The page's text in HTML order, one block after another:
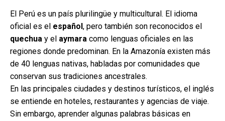
El Perú es un país plurilingüe y multicultural. El idioma
oficial es el español, pero también son reconocidos el
quechua y el aymara como lenguas oficiales en las
regiones donde predominan. En la Amazonía existen más
de 40 lenguas nativas, habladas por comunidades que
conservan sus tradiciones ancestrales.
En las principales ciudades y destinos turísticos, el inglés
se entiende en hoteles, restaurantes y agencias de viaje.
Sin embargo, aprender algunas palabras básicas en